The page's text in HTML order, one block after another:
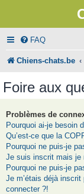
FAQ
Chiens-chats.be
Foire aux
Problèmes de
Pourquoi ai-je besoin
Qu’est-ce que la
Pourquoi ne puis-je
Je suis inscrit mais je
Pourquoi ne puis-je
Je m’étais déjà
connecter ?!